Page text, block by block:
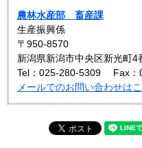
農林水産部 畜産課
生産振興係
〒950-8570
新潟県新潟市中央区新光町
Tel：025-280-5309
Fax：
メールでのお問い合わせは